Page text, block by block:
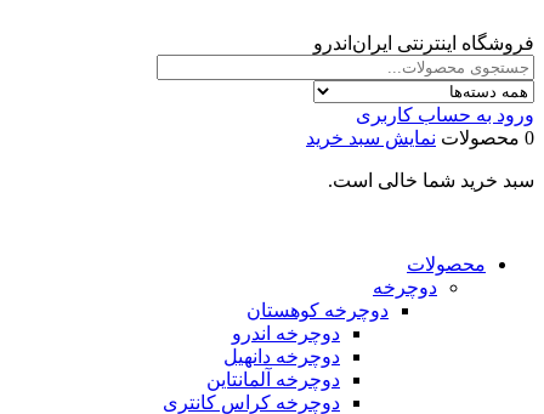
فروشگاه اینترنتی ایران‌اندرو
ورود به حساب کاربری
0 محصولات
نمایش سبد خرید
سبد خرید شما خالی است.
محصولات
دوچرخه
دوچرخه کوهستان
دوچرخه اندرو
دوچرخه دانهیل
دوچرخه آلمانتاین
دوچرخه کراس کانتری